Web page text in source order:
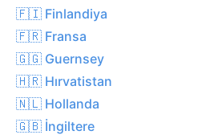
🇫🇮 Finlandiya
🇫🇷 Fransa
🇬🇬 Guernsey
🇭🇷 Hırvatistan
🇳🇱 Hollanda
🇬🇧 İngiltere